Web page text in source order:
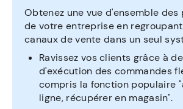
Obtenez une vue d'ensemble des
de votre entreprise en
canaux de vente dans un seul
Ravissez vos clients grâce à
d'exécution des commandes
compris la fonction populaire
ligne, récupérer en magasin".